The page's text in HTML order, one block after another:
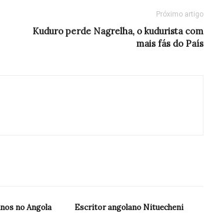
Próximo artigo
Kuduro perde Nagrelha, o kudurista com
mais fás do País
no Angola
Escritor angolano Nituecheni